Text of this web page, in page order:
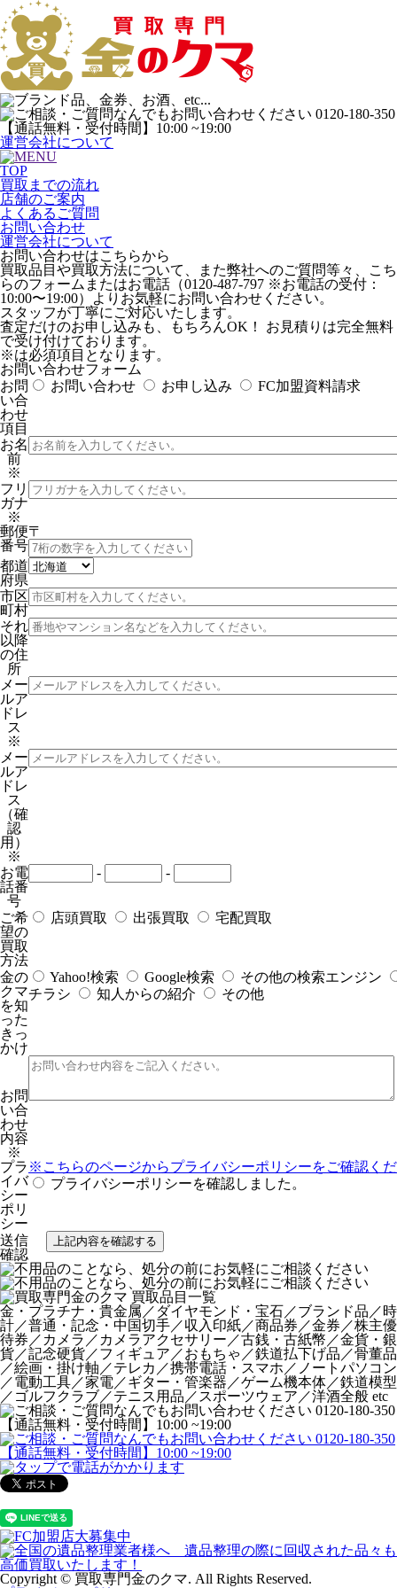
運営会社について
TOP
買取までの流れ
店舗のご案内
よくあるご質問
お問い合わせ
運営会社について
お問い合わせはこちらから
買取品目や買取方法について、また弊社へのご質問等々、こち
らのフォームまたはお電話（0120-487-797 ※お電話の受付：
10:00〜19:00）よりお気軽にお問い合わせください。
スタッフが丁寧にご対応いたします。
査定だけのお申し込みも、もちろんOK！ お見積りは完全無料
で受け付けております。
※は必須項目となります。
お問い合わせフォーム
お問
い合
わせ
項目
お問い合わせ お申し込み FC加盟資料請求
お名
前
※
フリ
ガナ
※
郵便
番号
〒
都道
府県
市区
町村
それ
以降
の住
所
メー
ルア
ドレ
ス
※
メー
ルア
ドレ
ス
（確
認
用）
※
お電
話番
号
- -
ご希
望の
買取
方法
店頭買取 出張買取 宅配買取
金の
クマ
を知
った
きっ
かけ
Yahoo!検索 Google検索
その他の検索エンジン
チラシ
知人からの紹介 その他
お問
い合
わせ
内容
※
プラ
イバ
シー
ポリ
シー
※こちらのページからプライバシーポリシーをご確認く
プライバシーポリシーを確認しました。
送信
確認
金・プラチナ・貴金属／ダイヤモンド・宝石／ブランド品／時
計／普通・記念・中国切手／収入印紙／商品券／金券／株主優
待券／カメラ／カメラアクセサリー／古銭・古紙幣／金貨・銀
貨／記念硬貨／フィギュア／おもちゃ／鉄道払下げ品／骨董品
／絵画・掛け軸／テレカ／携帯電話・スマホ／ノートパソコン
／電動工具／家電／ギター・管楽器／ゲーム機本体／鉄道模型
／ゴルフクラブ／テニス用品／スポーツウェア／洋酒全般 etc
Copyright © 買取専門金のクマ. All Rights Reserved.